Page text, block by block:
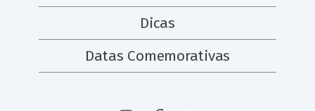
Dicas
Datas Comemorativas